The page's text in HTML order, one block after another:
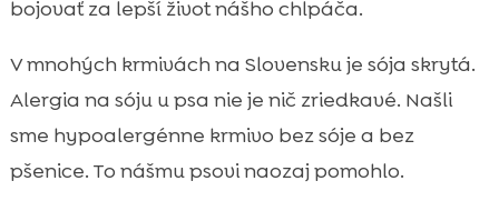
Diagnostika: ako sme potvrdili sójovú
intoleranciu
Najčastejšie skryté zdroje sóje v krmive a
pamlskách
Prečo hypoalergénne krmivo bez
kuracieho mäsa a bez pšenice pomohlo
bojovať za lepší život nášho chlpáča.
V mnohých krmivách na Slovensku je sója skrytá.
Alergia na sóju u psa nie je nič zriedkavé. Našli
sme hypoalergénne krmivo bez sóje a bez
pšenice. To nášmu psovi naozaj pomohlo.